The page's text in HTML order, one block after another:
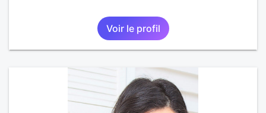
Voir le profil